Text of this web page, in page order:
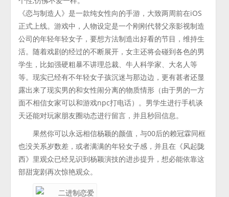
《恋与制造人》是一款纯女性向的手游，大致两周前在iOS
正式上线。游戏中，人物设定是一个刚刚代替父亲影视制造
公司的年轻年轻女子，要想方法制造出好看的节目，维持生
活。随着戏剧的经过的不断展开，女主还将会碰到各色的男
学生，比如强硬粗暴不讲理总裁、牛人科学家、大名人等
等。现实已经有不年轻女子孩沉迷与那边边，更有甚者还显
露出来了现实男的和女性闹分离的物质情形（由于男的一方
面不相信女家可以和游戏npc打电话）。男学生进行手机谈
天还能对玩家朋友圈动态进行留言，并且秒回信息。
果然你可以永远相信杨颖的颜值，与00后的赖冠霖同框
也没关系岁数差，或者满满的年轻女子感，并且在《风起陇
西》里观众已经见识到杨颖演技的进步提升，想必能依靠这
部甜宠剧再次惊艳观众。